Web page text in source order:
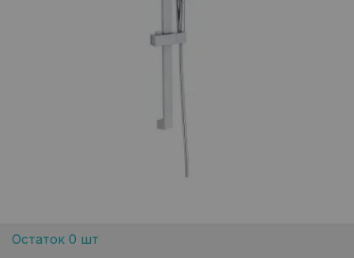
Остаток 0 шт